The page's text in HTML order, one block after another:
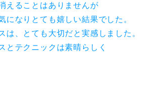
えることはありませんが
になりとても嬉しい結果でした。
、とても大切だと実感しました。
とテクニックは素晴らしく